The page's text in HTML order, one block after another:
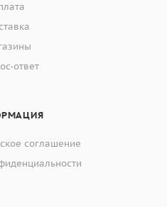
ответ
соглашение